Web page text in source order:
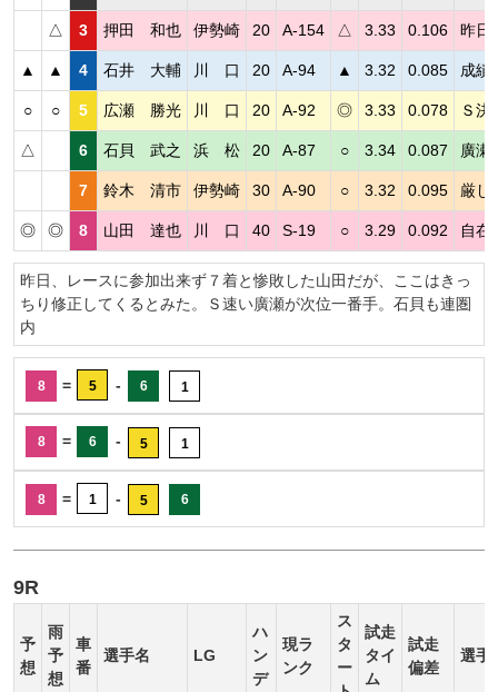
△ 3 押田 和也 伊勢崎 20 A-154 △ 3.33 0.106 昨日
▲ ▲ 4 石井 大輔 川 口 20 A-94 ▲ 3.32 0.085 成績
○ ○ 5 広瀬 勝光 川 口 20 A-92 ◎ 3.33 0.078 Ｓ決
△ 6 石貝 武之 浜 松 20 A-87 ○ 3.34 0.087 廣瀬
7 鈴木 清市 伊勢崎 30 A-90 ○ 3.32 0.095 厳し
◎ ◎ 8 山田 達也 川 口 40 S-19 ○ 3.29 0.092 自在
昨日、レースに参加出来ず７着と惨敗した山田だが、ここはきっ
ちり修正してくるとみた。Ｓ速い廣瀬が次位一番手。石貝も連圏
内
8 = 5 - 6 1
8 = 6 - 5 1
8 = 1 - 5 6
9R
予
想
雨
予
想
車
番
選手名 LG
ハ
ン
デ
現ラ
ンク
ス
タ
ー
試走
タイ
ム
試走
偏差
選手